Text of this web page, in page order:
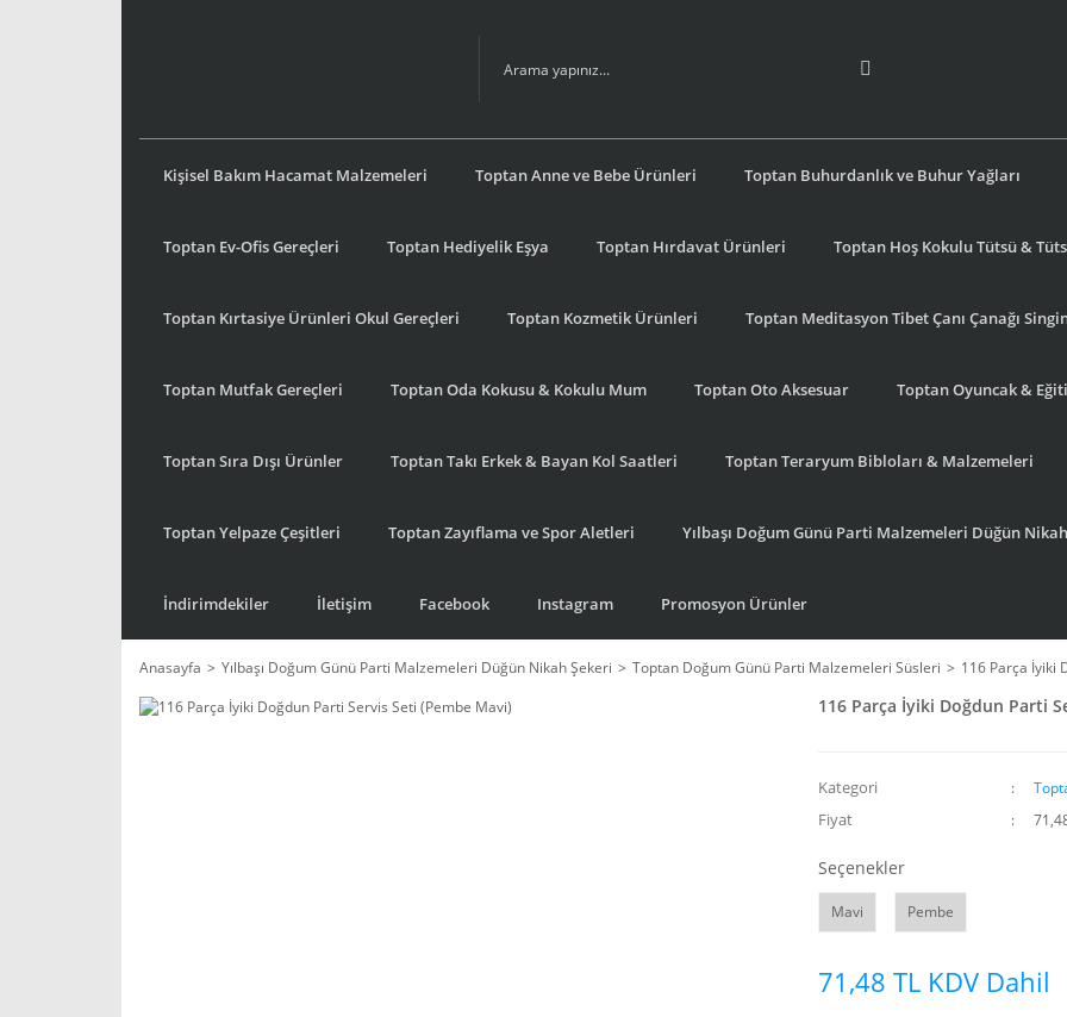
Kişisel Bakım Hacamat Malzemeleri Toptan Anne ve Bebe Ürünleri Toptan Buhurdanlık ve Buhur Yağları
Toptan Ev-Ofis Gereçleri Toptan Hediyelik Eşya Toptan Hırdavat Ürünleri Toptan Hoş Kokulu Tütsü &
Toptan Kırtasiye Ürünleri Okul Gereçleri Toptan Kozmetik Ürünleri Toptan Meditasyon Tibet Çanı Çanağı
Toptan Mutfak Gereçleri Toptan Oda Kokusu & Kokulu Mum Toptan Oto Aksesuar Toptan Oyuncak &
Toptan Sıra Dışı Ürünler Toptan Takı Erkek & Bayan Kol Saatleri Toptan Teraryum Bibloları & Malzemeleri
Toptan Yelpaze Çeşitleri Toptan Zayıflama ve Spor Aletleri Yılbaşı Doğum Günü Parti Malzemeleri Düğün
İndirimdekiler İletişim Facebook Instagram Promosyon Ürünler
Anasayfa Yılbaşı Doğum Günü Parti Malzemeleri Düğün Nikah Şekeri Toptan Doğum Günü Parti Malzemeleri Süsleri 116 Parça İyiki
116 Parça İyiki Doğdun Parti
Kategori
Fiyat
Seçenekler
Mavi Pembe
71,48 TL KDV Dahil